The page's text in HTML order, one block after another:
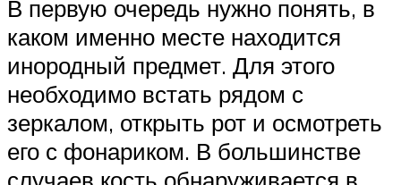
В первую очередь нужно понять, в
каком именно месте находится
инородный предмет. Для этого
необходимо встать рядом с
зеркалом, открыть рот и осмотреть
его с фонариком. В большинстве